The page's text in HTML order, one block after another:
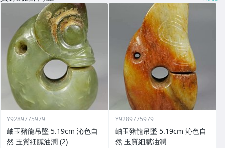
Y9289775979
岫玉豬龍吊墜 5.19cm 沁色自
然 玉質細膩油潤 (2)
Y9289775979
岫玉豬龍吊墜 5.19cm 沁色自
然 玉質細膩油潤